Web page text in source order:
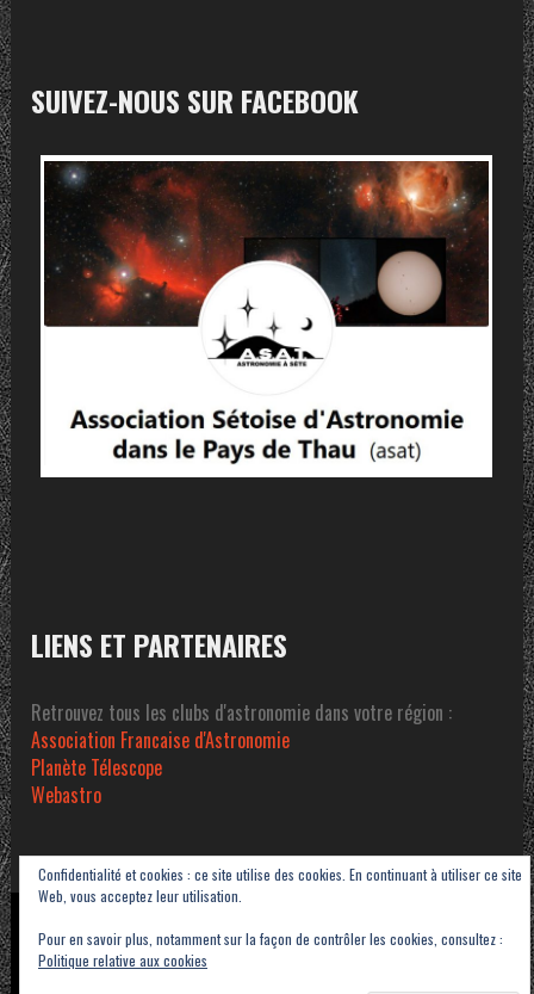
SUIVEZ-NOUS SUR FACEBOOK
LIENS ET PARTENAIRES
Retrouvez tous les clubs d'astronomie dans votre région :
Association Francaise d'Astronomie
Planète Télescope
Webastro
Copyright © 2023-2026 Association Sétoise d'Astronomie dans le Pays de Thau -
Confidentialité et cookies : ce site utilise des cookies. En continuant à utiliser ce site
Web, vous acceptez leur utilisation.
Pour en savoir plus, notamment sur la façon de contrôler les cookies, consultez :
Politique relative aux cookies